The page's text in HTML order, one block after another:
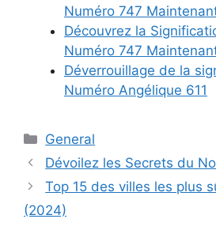
Numéro 747
Découvrez la
Numéro 747
Déverrouillage de la
Numéro Angélique 611
Categories
General
Dévoilez les Secrets du
Top 15 des villes les plus
(2024)